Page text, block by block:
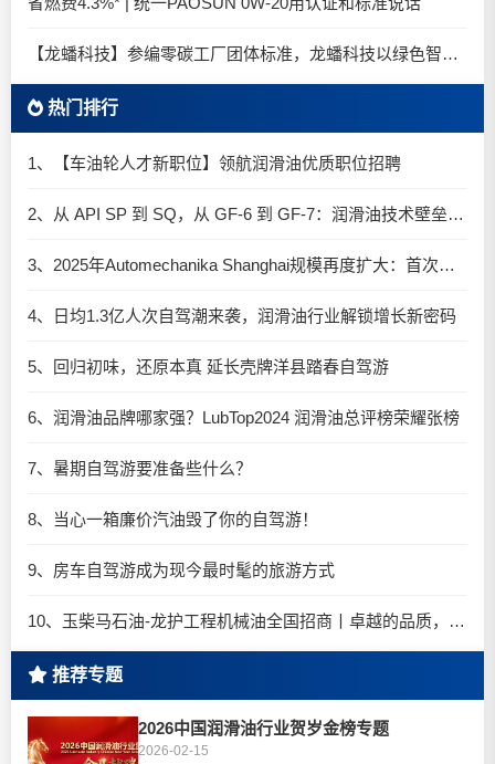
【龙蟠科技】参编零碳工厂团体标准，龙蟠科技以绿色智造锚定零碳未来
热门排行
1、【车油轮人才新职位】领航润滑油优质职位招聘
2、从 API SP 到 SQ，从 GF-6 到 GF-7：润滑油技术壁垒再升高，你准备好了吗？
3、2025年Automechanika Shanghai规模再度扩大：首次启用国家会展中心（上海）全部15个展馆
4、日均1.3亿人次自驾潮来袭，润滑油行业解锁增长新密码​
5、回归初味，还原本真 延长壳牌洋县踏春自驾游
6、润滑油品牌哪家强？LubTop2024 润滑油总评榜荣耀张榜
7、暑期自驾游要准备些什么？
8、当心一箱廉价汽油毁了你的自驾游！
9、房车自驾游成为现今最时髦的旅游方式
10、玉柴马石油-龙护工程机械油全国招商丨卓越的品质，专业的品牌！
推荐专题
2026中国润滑油行业贺岁金榜专题
2026-02-15